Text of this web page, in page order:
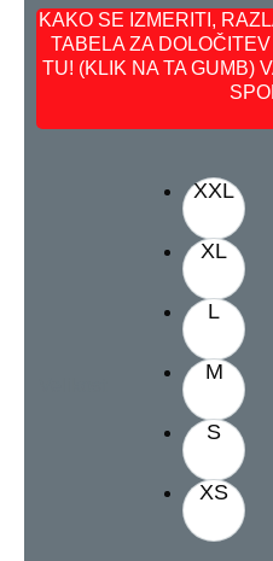
KAKO SE IZMERITI,
TABELA ZA
TU! (KLIK NA TA GUMB)
XXL
XL
L
M
S
XS